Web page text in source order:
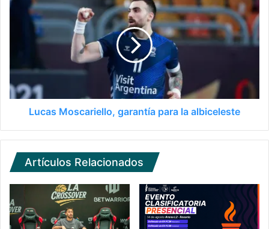
Lucas Moscariello, garantía para la albiceleste
Artículos Relacionados